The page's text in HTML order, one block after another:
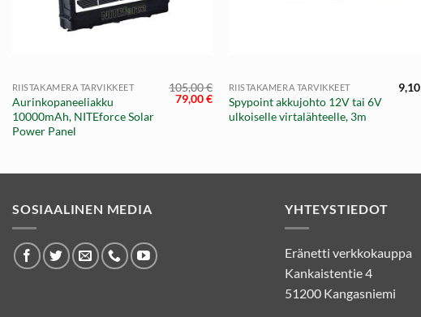
RIISTAKAMERA TARVIKKEET
Aurinkopaneeliakku
10000mAh, NITEforce Solar
Power Panel
105,00€
Alkuperäinen
hinta
79,00€Nykyinen
hinta
RIISTAKAMERA TARVIKKEET
Spypoint akkujohto 12V tai 6V
ulkoiselle virtalähteelle, 3m
9,10
€.
SOSIAALINEN MEDIA YHTEYSTIEDOT
Eränetti verkkokauppa
Kankaistentie 4
51200 Kangasniemi